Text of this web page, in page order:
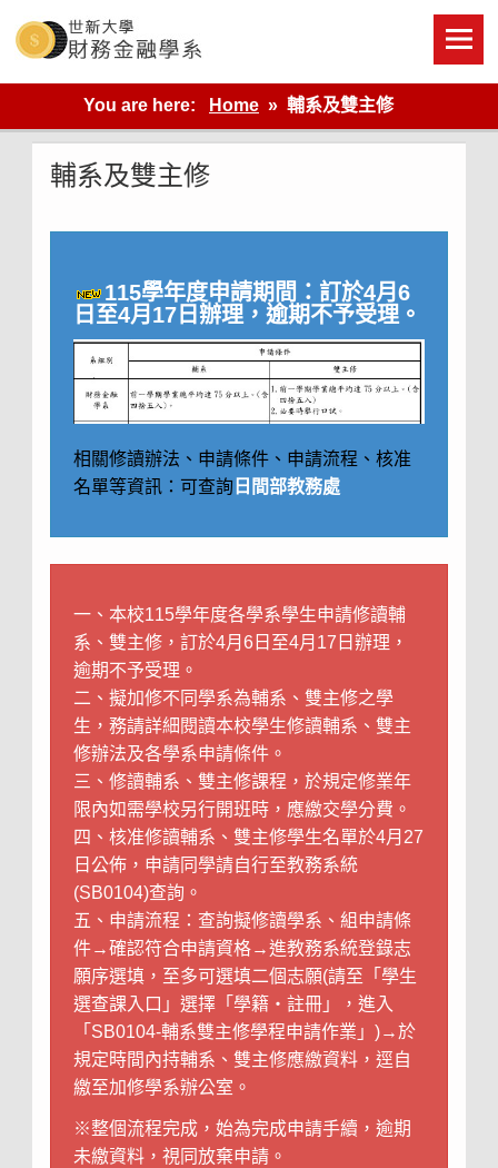
content
世新大學財金系網站
You are here:
Home 輔系及雙主修
輔系及雙主修
115學年度申請期間：訂於4月6
日至4月17日辦理，逾期不予受理。
相關修讀辦法、申請條件、申請流程、核准
名單等資訊：可查詢 日間部教務處
一、本校115學年度各學系學生申請修讀輔
系、雙主修，訂於4月6日至4月17日辦理，
逾期不予受理。
二、擬加修不同學系為輔系、雙主修之學
生，務請詳細閱讀本校學生修讀輔系、雙主
修辦法及各學系申請條件。
三、修讀輔系、雙主修課程，於規定修業年
限內如需學校另行開班時，應繳交學分費。
四、核准修讀輔系、雙主修學生名單於4月27
日公佈，申請同學請自行至教務系統
(SB0104)查詢。
五、申請流程：查詢擬修讀學系、組申請條
件→確認符合申請資格→進教務系統登錄志
願序選填，至多可選填二個志願(請至「學生
選查課入口」選擇「學籍‧註冊」，進入
「SB0104-輔系雙主修學程申請作業」)→於
規定時間內持輔系、雙主修應繳資料，逕自
繳至加修學系辦公室。
※整個流程完成，始為完成申請手續，逾期
未繳資料，視同放棄申請。